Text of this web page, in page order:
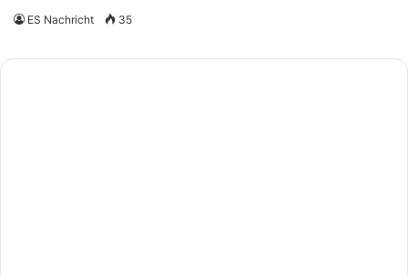
ES Nachricht 35